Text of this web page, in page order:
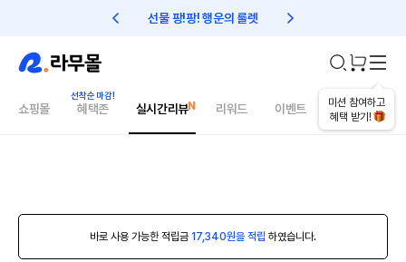
선물 팡!팡! 행운의 룰렛 친구초대 1만원 리워드!
미션 참여하고
혜택 받기!
쇼핑몰 혜택존 실시간리뷰 리워드 이벤트 건강매거진
바로 사용 가능한 적립금 17,340원을 적립 하였습니다.